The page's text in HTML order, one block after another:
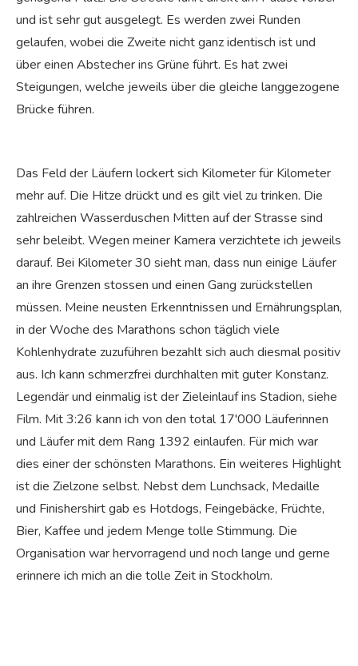
und ist sehr gut ausgelegt. Es werden zwei Runden
gelaufen, wobei die Zweite nicht ganz identisch ist und
über einen Abstecher ins Grüne führt. Es hat zwei
Steigungen, welche jeweils über die gleiche langgezogene
Brücke führen.
Das Feld der Läufern lockert sich Kilometer für Kilometer
mehr auf. Die Hitze drückt und es gilt viel zu trinken. Die
zahlreichen Wasserduschen Mitten auf der Strasse sind
sehr beleibt. Wegen meiner Kamera verzichtete ich jeweils
darauf. Bei Kilometer 30 sieht man, dass nun einige Läufer
an ihre Grenzen stossen und einen Gang zurückstellen
müssen. Meine neusten Erkenntnissen und Ernährungsplan,
in der Woche des Marathons schon täglich viele
Kohlenhydrate zuzuführen bezahlt sich auch diesmal positiv
aus. Ich kann schmerzfrei durchhalten mit guter Konstanz.
Legendär und einmalig ist der Zieleinlauf ins Stadion, siehe
Film. Mit 3:26 kann ich von den total 17'000 Läuferinnen
und Läufer mit dem Rang 1392 einlaufen. Für mich war
dies einer der schönsten Marathons. Ein weiteres Highlight
ist die Zielzone selbst. Nebst dem Lunchsack, Medaille
und Finishershirt gab es Hotdogs, Feingebäcke, Früchte,
Bier, Kaffee und jedem Menge tolle Stimmung. Die
Organisation war hervorragend und noch lange und gerne
erinnere ich mich an die tolle Zeit in Stockholm.